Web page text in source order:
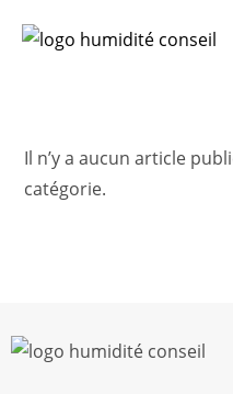
Il n’y a aucun article
catégorie.